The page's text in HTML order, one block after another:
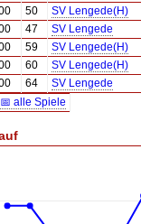
50 SV Lengede(H)
47 SV Lengede
59 SV Lengede(H)
60 SV Lengede(H)
64 SV Lengede
📅 alle Spiele